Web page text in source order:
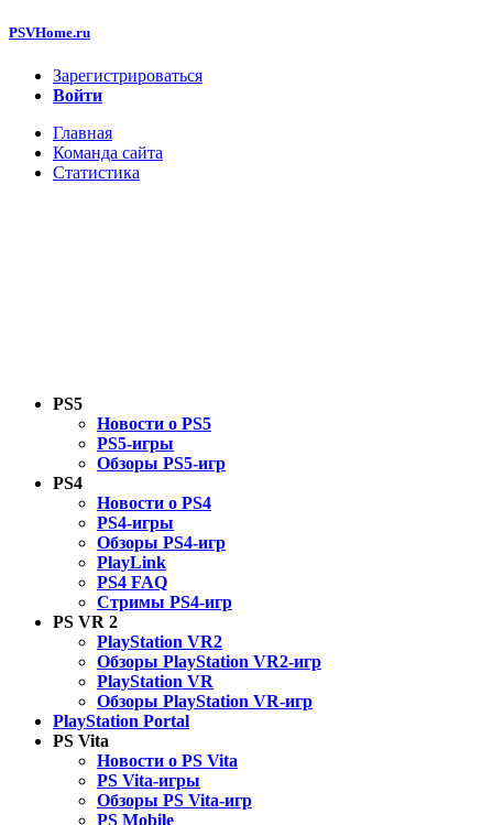
PSVHome.ru
Зарегистрироваться
Войти
Главная
Команда сайта
Статистика
PS5
Новости о PS5
PS5-игры
Обзоры PS5-игр
PS4
Новости о PS4
PS4-игры
Обзоры PS4-игр
PlayLink
PS4 FAQ
Стримы PS4-игр
PS VR 2
PlayStation VR2
Обзоры PlayStation VR2-игр
PlayStation VR
Обзоры PlayStation VR-игр
PlayStation Portal
PS Vita
Новости о PS Vita
PS Vita-игры
Обзоры PS Vita-игр
PS Mobile